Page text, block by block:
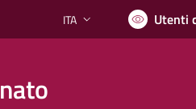
Lingua attiva:
ITA Utenti